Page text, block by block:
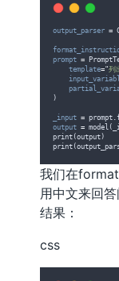
output_parser =
prompt =
template="列
)
_input =
output =
print(output)
我们在
用中文来回
结果：
css